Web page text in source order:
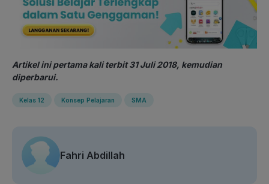
Artikel ini pertama kali terbit 31 Juli 2018, kemudian
diperbarui.
Kelas 12 Konsep Pelajaran SMA
Fahri Abdillah